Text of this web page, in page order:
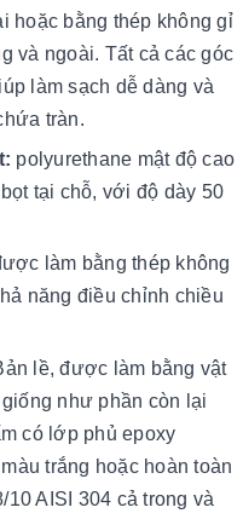
hoặc bằng thép không gỉ
và ngoài. Tất cả các góc
làm sạch dễ dàng và
tràn.
polyurethane mật độ cao
tại chỗ, với độ dày 50
làm bằng thép không
năng điều chỉnh chiều
lề, được làm bằng vật
như phần còn lại
có lớp phủ epoxy
trắng hoặc hoàn toàn
10 AISI 304 cả trong và